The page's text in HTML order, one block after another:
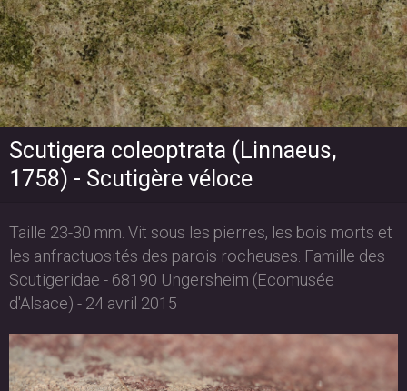
Scutigera coleoptrata (Linnaeus,
1758) - Scutigère véloce
Taille 23-30 mm. Vit sous les pierres, les bois morts et
les anfractuosités des parois rocheuses. Famille des
Scutigeridae - 68190 Ungersheim (Ecomusée
d'Alsace) - 24 avril 2015